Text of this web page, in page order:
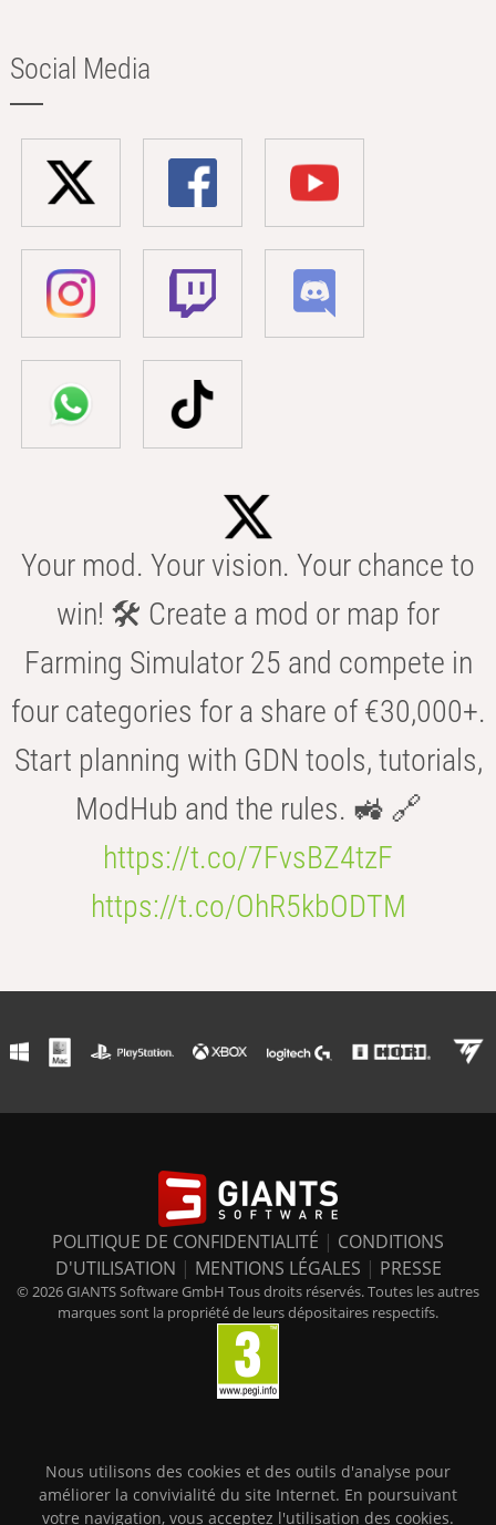
Social Media
Your mod. Your vision. Your chance to
win! 🛠️ Create a mod or map for
Farming Simulator 25 and compete in
four categories for a share of €30,000+.
Start planning with GDN tools, tutorials,
ModHub and the rules. 🚜 🔗
https://t.co/7FvsBZ4tzF
https://t.co/OhR5kbODTM
POLITIQUE DE CONFIDENTIALITÉ | CONDITIONS
D'UTILISATION | MENTIONS LÉGALES | PRESSE
© 2026 GIANTS Software GmbH Tous droits réservés. Toutes les autres
marques sont la propriété de leurs dépositaires respectifs.
Nous utilisons des cookies et des outils d'analyse pour
améliorer la convivialité du site Internet. En poursuivant
votre navigation, vous acceptez l'utilisation des cookies.